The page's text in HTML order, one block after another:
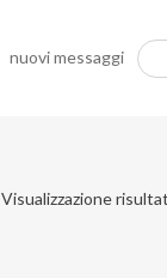
nuovi messaggi
Visualizzazione